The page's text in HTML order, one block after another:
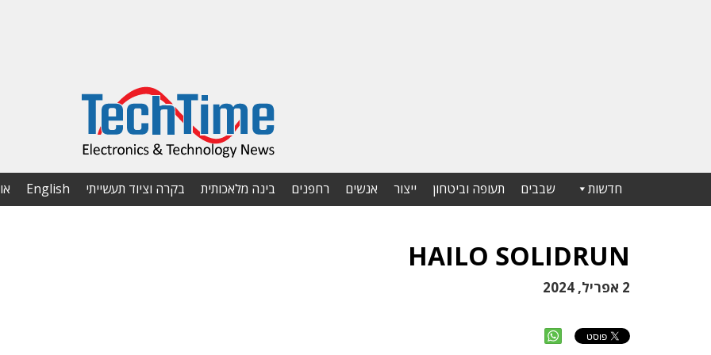
חדשות שבבים תעופה וביטחון ייצור אנשים רחפנים בינה מלאכותית בקרה וציוד תעשייתי English
HAILO SOLIDRUN
2 אפריל, 2024